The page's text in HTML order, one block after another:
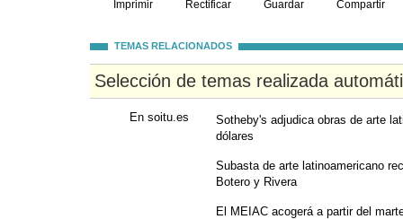
Imprimir Rectificar Guardar Compartir
TEMAS RELACIONADOS
Selección de temas realizada
En soitu.es
Sotheby's adjudica obras de arte
dólares
Subasta de arte latinoamericano
Botero y Rivera
El MEIAC acogerá a partir del